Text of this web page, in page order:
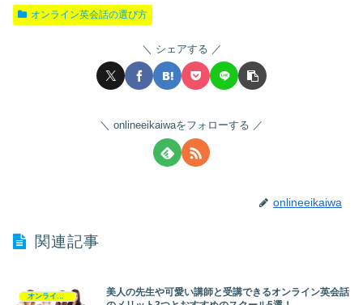
オンライン英会話の選び方
シェアする
onlineeikaiwaをフォローする
onlineeikaiwa
関連記事
オンライン英会話の選び方
美人の先生や可愛い講師と受講できるオンライン英会話